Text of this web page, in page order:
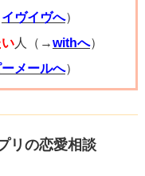
、女性側の結婚への
ます。
いきたいとは思って
く、彼女からする
緒にいて楽しかった
選ばない状態になっ
イヴイヴへ）
人（→withへ）
メールへ）
リの恋愛相談